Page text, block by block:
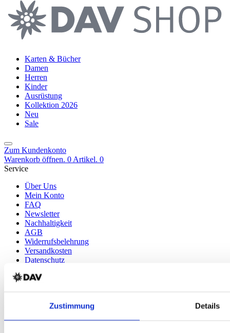
Zustimmung Details
Karten & Bücher
Damen
Herren
Kinder
Ausrüstung
Kollektion 2026
Neu
Sale
Zum Kundenkonto
Warenkorb öffnen. 0 Artikel. 0
Service
Über Uns
Mein Konto
FAQ
Newsletter
Nachhaltigkeit
AGB
Widerrufsbelehrung
Versandkosten
Datenschutz
Erklärung zur Barrierefreiheit
Karten & Bücher